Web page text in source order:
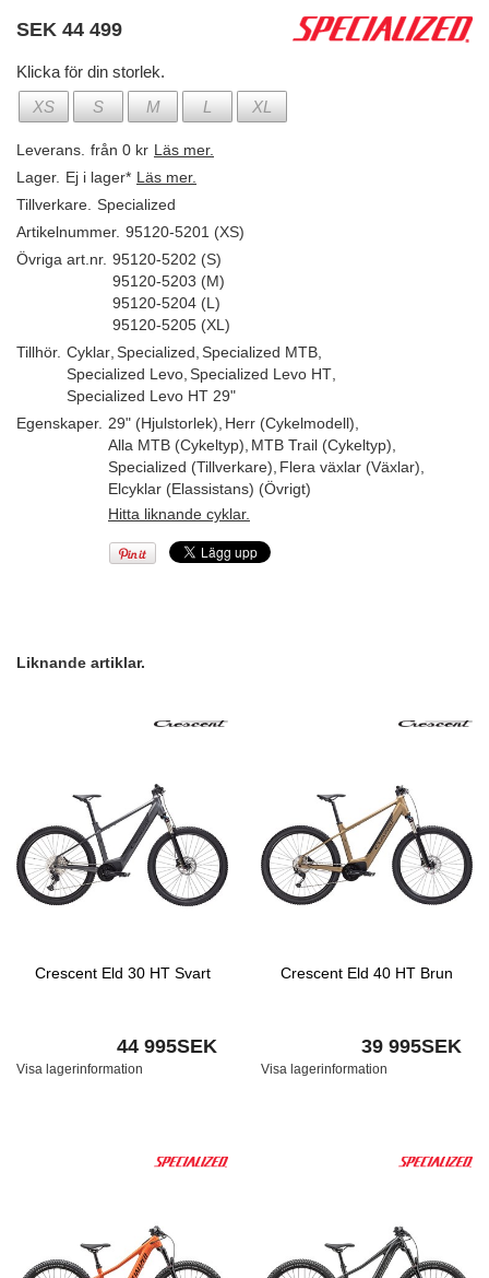
SEK 44 499
Klicka för din storlek.
XS
S M L XL
Leverans. från 0 kr Läs mer.
Lager. Ej i lager* Läs mer.
Tillverkare. Specialized
Artikelnummer. 95120-5201 (XS)
Övriga art.nr. 95120-5202 (S)
95120-5203 (M)
95120-5204 (L)
95120-5205 (XL)
Tillhör. Cyklar Specialized Specialized MTB
Specialized Levo Specialized Levo HT
Specialized Levo HT 29"
Egenskaper. 29" (Hjulstorlek) Herr (Cykelmodell)
Alla MTB (Cykeltyp) MTB Trail (Cykeltyp)
Specialized (Tillverkare) Flera växlar (Växlar)
Elcyklar (Elassistans) (Övrigt)
Hitta liknande cyklar.
Liknande artiklar.
Crescent Eld 30 HT Svart
44 995SEK
Visa lagerinformation
Crescent Eld 40 HT Brun
39 995SEK
Visa lagerinformation